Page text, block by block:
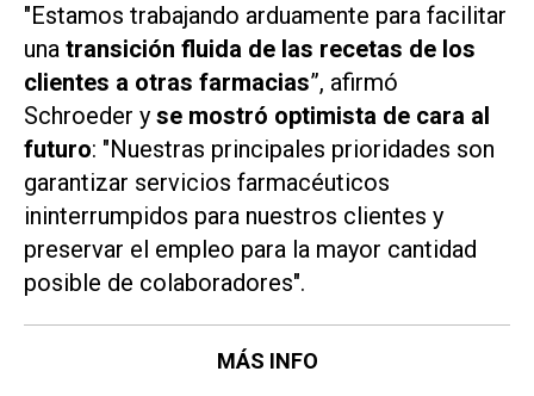
"Estamos trabajando arduamente para facilitar
una transición fluida de las recetas de los
clientes a otras farmacias”, afirmó
Schroeder y se mostró optimista de cara al
futuro: "Nuestras principales prioridades son
garantizar servicios farmacéuticos
ininterrumpidos para nuestros clientes y
preservar el empleo para la mayor cantidad
posible de colaboradores".
MÁS INFO